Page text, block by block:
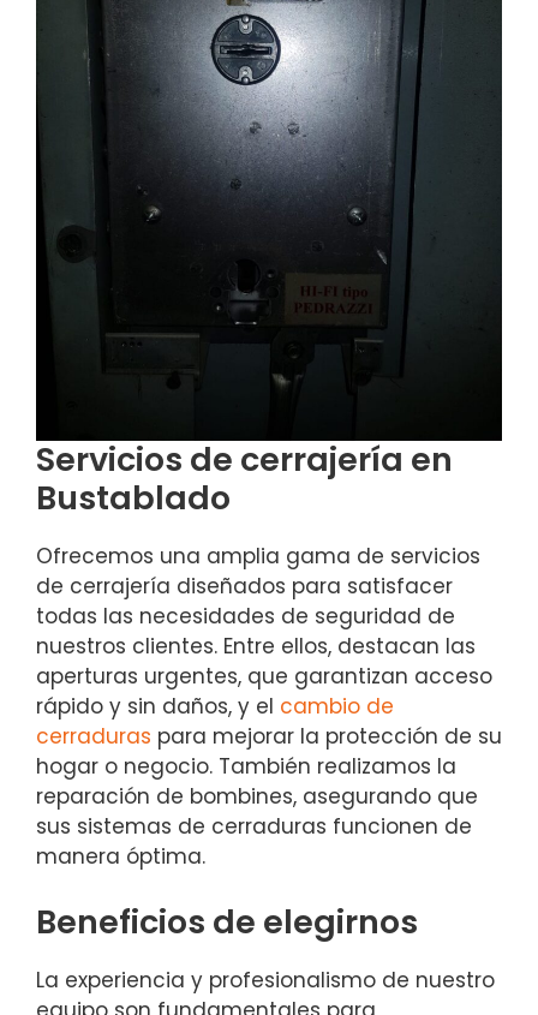
Servicios de cerrajería en
Bustablado
Ofrecemos una amplia gama de servicios
de cerrajería diseñados para satisfacer
todas las necesidades de seguridad de
nuestros clientes. Entre ellos, destacan las
aperturas urgentes, que garantizan acceso
rápido y sin daños, y el cambio de
cerraduras para mejorar la protección de su
hogar o negocio. También realizamos la
reparación de bombines, asegurando que
sus sistemas de cerraduras funcionen de
manera óptima.
Beneficios de elegirnos
La experiencia y profesionalismo de nuestro